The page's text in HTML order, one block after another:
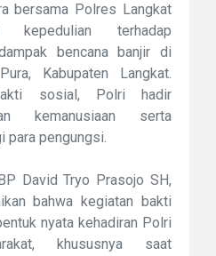
bersama Polres Langkat
kepedulian terhadap
bencana banjir di
Kabupaten Langkat.
sosial, Polri hadir
kemanusiaan serta
para pengungsi.
David Tryo Prasojo SH,
bahwa kegiatan bakti
nyata kehadiran Polri
khususnya saat